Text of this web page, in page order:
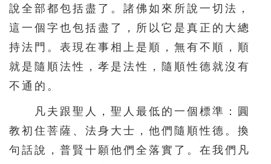
說全部都包括盡了。諸佛如來所說一切法，
這一個字也包括盡了，所以它是真正的大總
持法門。表現在事相上是順，無有不順，順
就是隨順法性，孝是法性，隨順性德就沒有
不通的。
凡夫跟聖人，聖人最低的一個標準：圓
教初住菩薩、法身大士，他們隨順性德。換
句話說，普賢十願他們全落實了。在我們凡